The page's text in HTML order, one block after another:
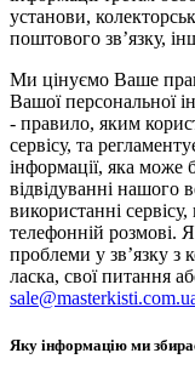
установи,
поштового зв’язку,
Ми цінуємо Ваше
Вашої персональної
- правило, яким
сервісу, та
інформації, яка може
відвідуванні нашого
використанні
телефонній розмові.
проблеми у зв’язку з
ласка, свої питання
Яку інформацію ми